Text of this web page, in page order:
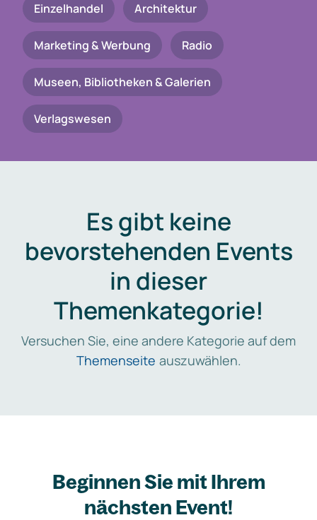
Einzelhandel Architektur
Marketing & Werbung Radio
Museen, Bibliotheken & Galerien
Verlagswesen
Es gibt keine
bevorstehenden Events
in dieser
Themenkategorie!
Versuchen Sie, eine andere Kategorie auf dem
Themenseite auszuwählen.
Beginnen Sie mit Ihrem
nächsten Event!